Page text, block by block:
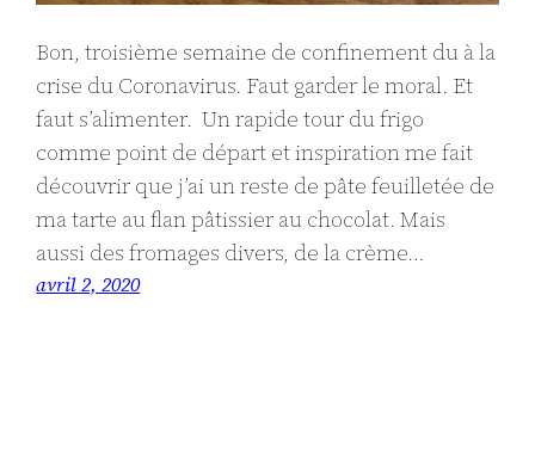
Bon, troisième semaine de confinement du à la
crise du Coronavirus. Faut garder le moral. Et
faut s’alimenter. Un rapide tour du frigo
comme point de départ et inspiration me fait
découvrir que j’ai un reste de pâte feuilletée de
ma tarte au flan pâtissier au chocolat. Mais
aussi des fromages divers, de la crème…
avril 2, 2020